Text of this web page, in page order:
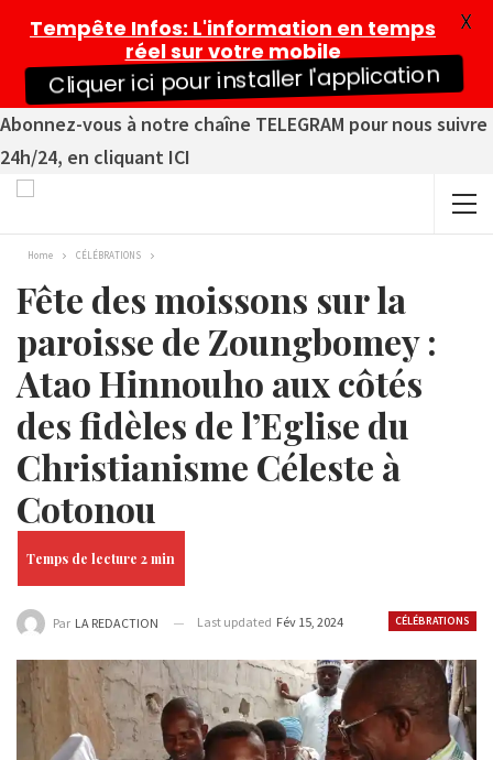
Abonnez-vous à notre chaîne TELEGRAM pour nous suivre
24h/24, en cliquant ICI
Home CÉLÉBRATIONS
Fête des moissons sur la
paroisse de Zoungbomey :
Atao Hinnouho aux côtés
des fidèles de l’Eglise du
Christianisme Céleste à
Cotonou
CÉLÉBRATIONS
Par LA REDACTION Last updated Fév 15, 2024
Tempête Infos: L'information en temps
réel sur votre mobile
Cliquer ici pour installer l'application
X